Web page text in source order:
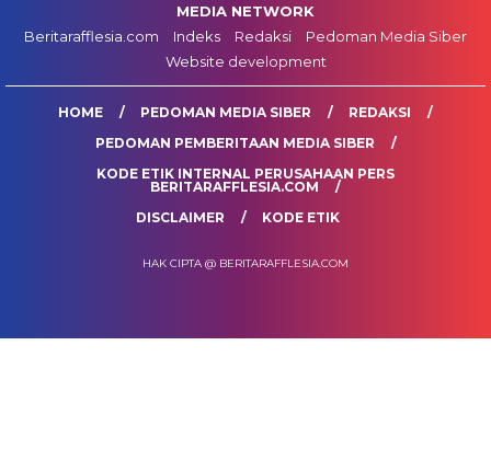
MEDIA NETWORK
Beritarafflesia.com
Indeks Redaksi
Pedoman Media Siber
Website development
HOME PEDOMAN MEDIA SIBER
REDAKSI
PEDOMAN PEMBERITAAN MEDIA SIBER
KODE ETIK INTERNAL PERUSAHAAN PERS
BERITARAFFLESIA.COM
DISCLAIMER
KODE ETIK
HAK CIPTA @ BERITARAFFLESIA.COM